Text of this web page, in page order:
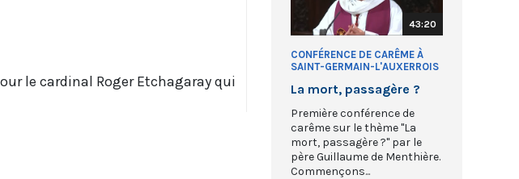
le cardinal Roger Etchagaray qui
43:20
CONFÉRENCE DE CARÊME À
SAINT-GERMAIN-L'AUXERROIS
La mort, passagère ?
Première conférence de
carême sur le thème "La
mort, passagère ?" par le
père Guillaume de Menthière.
Commençons...